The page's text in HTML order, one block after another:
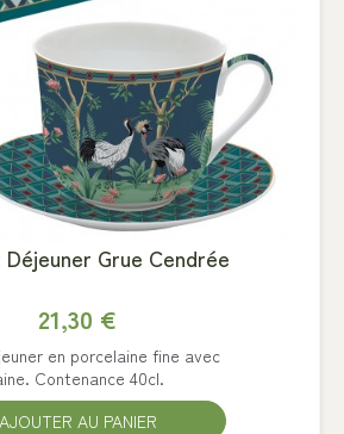
Grue Cendrée
21,30 €
en porcelaine fine avec
Contenance 40cl.
AJOUTER AU PANIER